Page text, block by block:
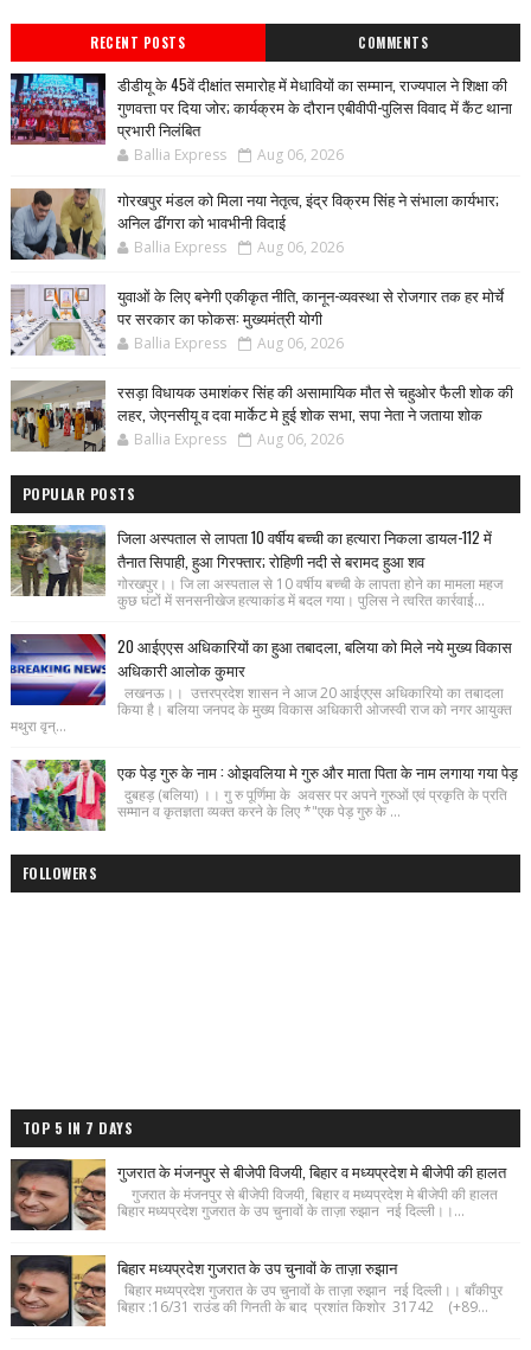
RECENT POSTS COMMENTS
डीडीयू के 45वें दीक्षांत समारोह में मेधावियों का सम्मान, राज्यपाल ने शिक्षा की
गुणवत्ता पर दिया जोर; कार्यक्रम के दौरान एबीवीपी-पुलिस विवाद में कैंट थाना
प्रभारी निलंबित
Ballia Express Aug 06, 2026
गोरखपुर मंडल को मिला नया नेतृत्व, इंद्र विक्रम सिंह ने संभाला कार्यभार;
अनिल ढींगरा को भावभीनी विदाई
Ballia Express Aug 06, 2026
युवाओं के लिए बनेगी एकीकृत नीति, कानून-व्यवस्था से रोजगार तक हर मोर्चे
पर सरकार का फोकस: मुख्यमंत्री योगी
Ballia Express Aug 06, 2026
रसड़ा विधायक उमाशंकर सिंह की असामायिक मौत से चहुओर फैली शोक की
लहर, जेएनसीयू व दवा मार्केट मे हुई शोक सभा, सपा नेता ने जताया शोक
Ballia Express Aug 06, 2026
POPULAR POSTS
जिला अस्पताल से लापता 10 वर्षीय बच्ची का हत्यारा निकला डायल-112 में
तैनात सिपाही, हुआ गिरफ्तार; रोहिणी नदी से बरामद हुआ शव
गोरखपुर।। जि ला अस्पताल से 10 वर्षीय बच्ची के लापता होने का मामला महज
कुछ घंटों में सनसनीखेज हत्याकांड में बदल गया। पुलिस ने त्वरित कार्रवाई...
20 आईएएस अधिकारियों का हुआ तबादला, बलिया को मिले नये मुख्य विकास
अधिकारी आलोक कुमार
लखनऊ।। उत्तरप्रदेश शासन ने आज 20 आईएएस अधिकारियो का तबादला
किया है। बलिया जनपद के मुख्य विकास अधिकारी ओजस्वी राज को नगर आयुक्त
मथुरा वृन्...
एक पेड़ गुरु के नाम : ओझवलिया मे गुरु और माता पिता के नाम लगाया गया पेड़
दुबहड़ (बलिया) ।। गु रु पूर्णिमा के अवसर पर अपने गुरुओं एवं प्रकृति के प्रति
सम्मान व कृतज्ञता व्यक्त करने के लिए *"एक पेड़ गुरु के ...
FOLLOWERS
TOP 5 IN 7 DAYS
गुजरात के मंजनपुर से बीजेपी विजयी, बिहार व मध्यप्रदेश मे बीजेपी की हालत
गुजरात के मंजनपुर से बीजेपी विजयी, बिहार व मध्यप्रदेश मे बीजेपी की हालत
बिहार मध्यप्रदेश गुजरात के उप चुनावों के ताज़ा रुझान नई दिल्ली।।...
बिहार मध्यप्रदेश गुजरात के उप चुनावों के ताज़ा रुझान
बिहार मध्यप्रदेश गुजरात के उप चुनावों के ताज़ा रुझान नई दिल्ली।। बाँकीपुर
बिहार :16/31 राउंड की गिनती के बाद प्रशांत किशोर 31742 (+89...